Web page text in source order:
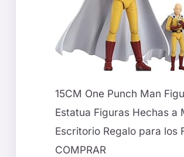
15CM One Punch Man
Estatua Figuras Hechas a
Escritorio Regalo para los
COMPRAR